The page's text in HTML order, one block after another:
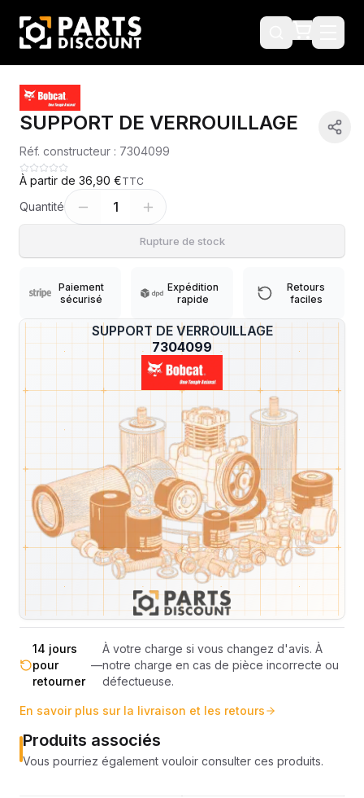
?
SUPPORT DE VERROUILLAGE
7304099
SUPPORT DE VERROUILLAGE
Réf. constructeur : 7304099
À partir de 36,90 €TTC
Quantité 1
Rupture de stock
Paiement
sécurisé
Expédition
rapide
Retours
faciles
Machines compatibles
Expédition et Retours
sous 48-
72h
—
Sous réserve de disponibilité des stocks.
Livraison estimée 24h/48h par les
transporteurs.
France
métropolitaine
Livraison exclusivement en France
métropolitaine (hors Corse et DOM-
TOM).
totale
Pas de surprise : le coût exact est
calculé selon le poids et le volume de
votre commande avant paiement.
14 jours
pour
retourner
—
À votre charge si vous changez d'avis. À
notre charge en cas de pièce incorrecte ou
défectueuse.
En savoir plus sur la livraison et les retours
Produits associés
Vous pourriez également vouloir consulter ces produits.